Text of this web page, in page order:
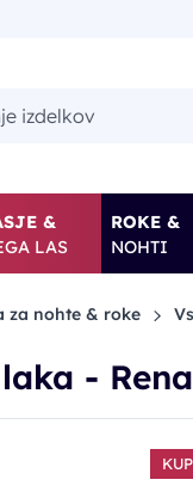
&
LAS
ROKE &
NOHTI
za nohte & roke
-